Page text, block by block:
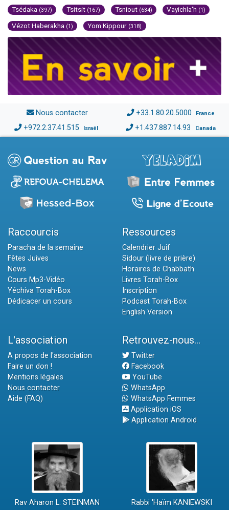
Tsédaka (397) Tsitsit (167) Tsniout (634) Vayichla'h (1)
Vézot Haberakha (1) Yom Kippour (318)
Nous contacter +33.1.80.20.5000 France
+972.2.37.41.515 Israël +1.437.887.14.93 Canada
Raccourcis
Paracha de la semaine
Fêtes Juives
News
Cours Mp3-Vidéo
Yéchiva Torah-Box
Dédicacer un cours
Ressources
Calendrier Juif
Sidour (livre de prière)
Horaires de Chabbath
Livres Torah-Box
Inscription
Podcast Torah-Box
English Version
L'association
A propos de l'association
Faire un don !
Mentions légales
Nous contacter
Aide (FAQ)
Retrouvez-nous...
Twitter
Facebook
YouTube
WhatsApp
WhatsApp Femmes
Application iOS
Application Android
Rav Aharon L. STEINMAN Rabbi 'Haïm KANIEWSKI